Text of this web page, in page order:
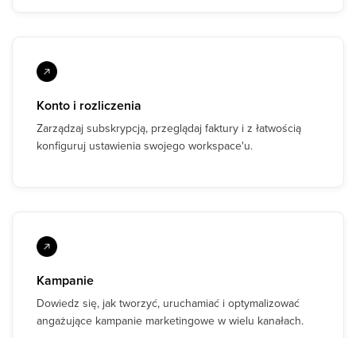
Konto i rozliczenia
Zarządzaj subskrypcją, przeglądaj faktury i z łatwością
konfiguruj ustawienia swojego workspace'u.
Kampanie
Dowiedz się, jak tworzyć, uruchamiać i optymalizować
angażujące kampanie marketingowe w wielu kanałach.